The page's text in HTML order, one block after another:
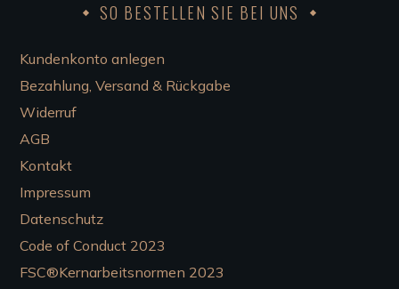
SO BESTELLEN SIE BEI UNS
Kundenkonto anlegen
Bezahlung, Versand & Rückgabe
Widerruf
AGB
Kontakt
Impressum
Datenschutz
Code of Conduct 2023
FSC®Kernarbeitsnormen 2023